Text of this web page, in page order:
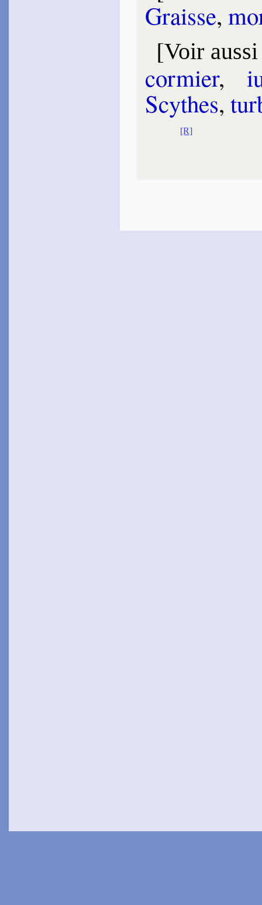
Graisse,
[Voir aussi
cor­mier,
Scythes,
[R]